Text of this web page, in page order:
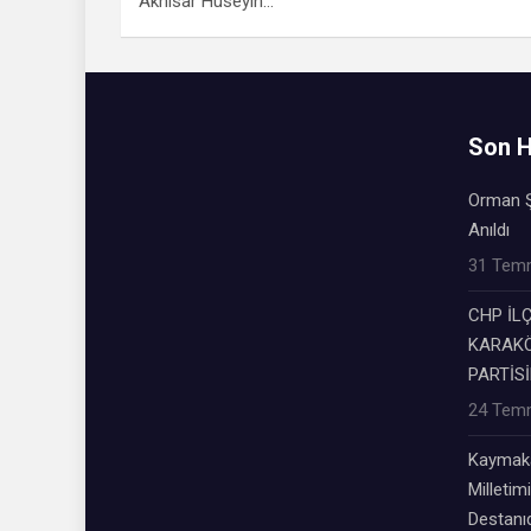
Son
Orman
Anıldı
31
CHP
24